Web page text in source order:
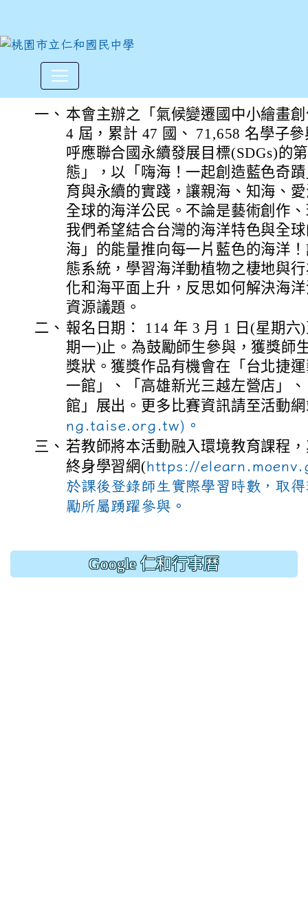
「2025第15屆氣候變遷國中
一、 本會主辦之「氣候變遷國中小繪畫
4 屆，累計 47 國、 71,658 名學子
呼應聯合國永續發展目標(SDGs)的
態」，以「嗨海！一起創造藍色奇
育與永續的實踐，讓親海、知海、
全球的海洋公民。不論是藝術創作
我們希望結合台灣的海洋特色與全
海」的能量推向每一片藍色的海洋
態系統，學習海洋動植物之棲地與
化和海平面上升，反思如何解決海
資源議題。
二、 報名日期： 114 年 3 月 1 日(星期六
期一)止。為鼓勵師生參與，獲獎師
獎狀。獲獎作品有機會在「台北捷
一館」、「高雄新光三越左營店」
館」展出。更多比賽資訊請至活動
ng.taise.org.tw)。
三、 若教師將本活動融入環境教育課程
終身學習網(https://
於課後登錄師生實際學習時數，取
勵所屬踴躍參與。
Google 仁和行事曆